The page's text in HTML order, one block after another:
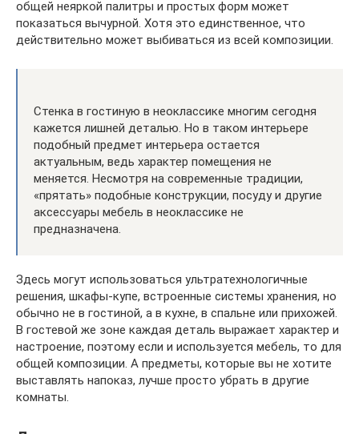
общей неяркой палитры и простых форм может
показаться вычурной. Хотя это единственное, что
действительно может выбиваться из всей композиции.
Стенка в гостиную в неоклассике многим сегодня
кажется лишней деталью. Но в таком интерьере
подобный предмет интерьера остается
актуальным, ведь характер помещения не
меняется. Несмотря на современные традиции,
«прятать» подобные конструкции, посуду и другие
аксессуары мебель в неоклассике не
предназначена.
Здесь могут использоваться ультратехнологичные
решения, шкафы-купе, встроенные системы хранения, но
обычно не в гостиной, а в кухне, в спальне или прихожей.
В гостевой же зоне каждая деталь выражает характер и
настроение, поэтому если и используется мебель, то для
общей композиции. А предметы, которые вы не хотите
выставлять напоказ, лучше просто убрать в другие
комнаты.